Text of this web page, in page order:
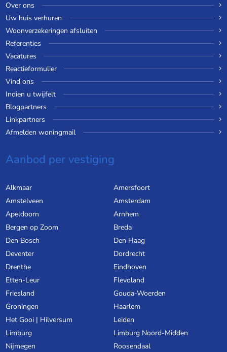
Over ons
Uw huis verhuren
Woonverzekeringen afsluiten
Referenties
Vacatures
Reactieformulier
Vind ons
Indien u twijfelt
Blogpartners
Linkpartners
Afmelden woningmail
Aanbod per vestiging
Alkmaar
Amersfoort
Amstelveen
Amsterdam
Apeldoorn
Arnhem
Bergen op Zoom
Breda
Den Bosch
Den Haag
Deventer
Dordrecht
Drenthe
Eindhoven
Etten-Leur
Flevoland
Friesland
Gouda-Woerden
Groningen
Haarlem
Het Gooi | Hilversum
Leiden
Limburg
Limburg Noord-Midden
Nijmegen
Roosendaal